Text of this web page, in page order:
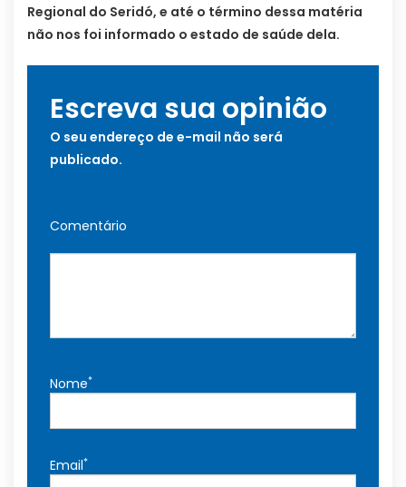
Regional do Seridó, e até o término dessa matéria
não nos foi informado o estado de saúde dela.
Escreva sua opinião
O seu endereço de e-mail não será
publicado.
Comentário
Nome*
Email*